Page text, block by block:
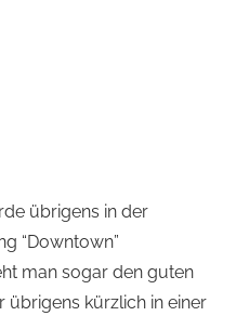
übrigens in der
“Downtown”
man sogar den guten
übrigens kürzlich in einer